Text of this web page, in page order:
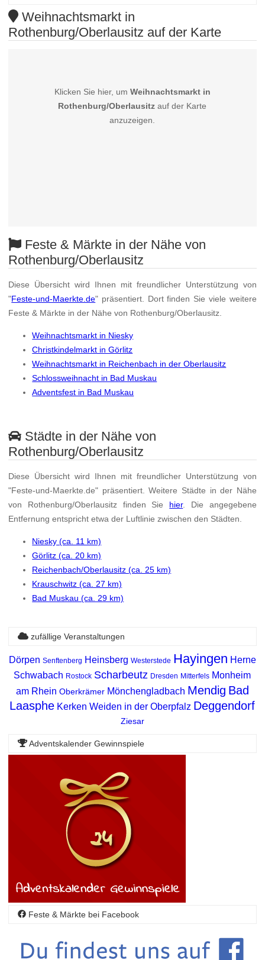
Weihnachtsmarkt in
Rothenburg/Oberlausitz auf der Karte
Klicken Sie hier, um Weihnachtsmarkt in
Rothenburg/Oberlausitz auf der Karte
anzuzeigen.
Feste & Märkte in der Nähe von
Rothenburg/Oberlausitz
Diese Übersicht wird Ihnen mit freundlicher Unterstützung von
"Feste-und-Maerkte.de" präsentiert. Dort finden Sie viele weitere
Feste & Märkte in der Nähe von Rothenburg/Oberlausitz.
Weihnachtsmarkt in Niesky
Christkindelmarkt in Görlitz
Weihnachtsmarkt in Reichenbach in der Oberlausitz
Schlossweihnacht in Bad Muskau
Adventsfest in Bad Muskau
Städte in der Nähe von
Rothenburg/Oberlausitz
Diese Übersicht wird Ihnen mit freundlicher Unterstützung von
"Feste-und-Maerkte.de" präsentiert. Weitere Städte in der Nähe
von Rothenburg/Oberlausitz finden Sie hier. Die angegebene
Entfernung entspricht etwa der Luftlinie zwischen den Städten.
Niesky (ca. 11 km)
Görlitz (ca. 20 km)
Reichenbach/Oberlausitz (ca. 25 km)
Krauschwitz (ca. 27 km)
Bad Muskau (ca. 29 km)
zufällige Veranstaltungen
Dörpen Senftenberg Heinsberg Westerstede Hayingen Herne
Schwabach Rostock Scharbeutz Dresden Mitterfels Monheim
am Rhein Oberkrämer Mönchengladbach Mendig Bad
Laasphe Kerken Weiden in der Oberpfalz Deggendorf
Ziesar
Adventskalender Gewinnspiele
Feste & Märkte bei Facebook